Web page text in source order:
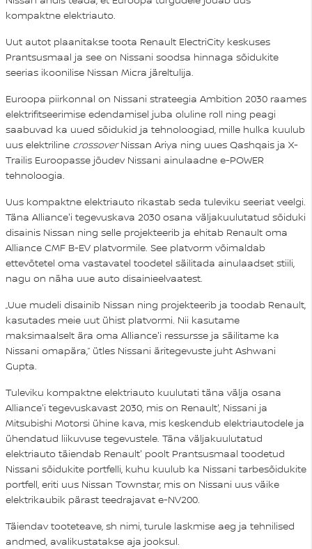
kompaktne elektriauto.
Uut autot plaanitakse toota Renault ElectriCity keskuses
Prantsusmaal ja see on Nissani soodsa hinnaga sõidukite
seerias ikoonilise Nissan Micra järeltulija.
Euroopa piirkonnal on Nissani strateegia Ambition 2030 raames
elektrifitseerimise edendamisel juba oluline roll ning peagi
saabuvad ka uued sõidukid ja tehnoloogiad, mille hulka kuulub
uus elektriline crossoverNissan Ariya ning uues Qashqais ja X-
Trailis Euroopasse jõudev Nissani ainulaadne e-POWER
tehnoloogia.
Uus kompaktne elektriauto rikastab seda tuleviku seeriat veelgi.
Täna Alliance'i tegevuskava 2030 osana väljakuulutatud sõiduki
disainis Nissan ning selle projekteerib ja ehitab Renault oma
Alliance CMF B-EV platvormile. See platvorm võimaldab
ettevõtetel oma vastavatel toodetel säilitada ainulaadset stiili,
nagu on näha uue auto disainieelvaatest.
„Uue mudeli disainib Nissan ning projekteerib ja toodab Renault,
kasutades meie uut ühist platvormi. Nii kasutame
maksimaalselt ära oma Alliance'i ressursse ja säilitame ka
Nissani omapära,” ütles Nissani äritegevuste juht Ashwani
Gupta.
Tuleviku kompaktne elektriauto kuulutati täna välja osana
Alliance'i tegevuskavast 2030, mis on Renault', Nissani ja
Mitsubishi Motorsi ühine kava, mis keskendub elektriautodele ja
ühendatud liikuvuse tegevustele. Täna väljakuulutatud
elektriauto täiendab Renault' poolt Prantsusmaal toodetud
Nissani sõidukite portfelli, kuhu kuulub ka Nissani tarbesõidukite
portfell, eriti uus Nissan Townstar, mis on Nissani uus väike
elektrikaubik pärast teedrajavat e-NV200.
Täiendav tooteteave, sh nimi, turule laskmise aeg ja tehnilised
andmed, avalikustatakse aja jooksul.